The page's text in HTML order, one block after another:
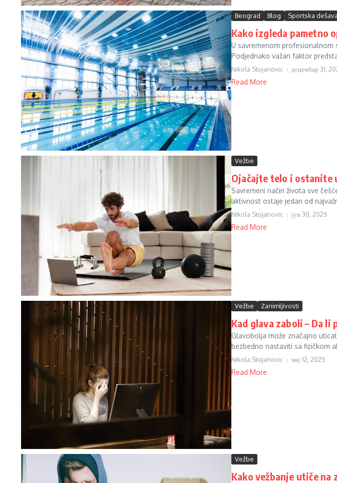
Beograd Blog Sportska
Kako izgleda pametno
U savremenom
Podjednako važan faktor
Nikola Stojanovic децембар 31,
Read More
Vežbe
Ojačajte telo i ostanite
Savremeni način života sve
aktivnost ostaje jedan od
Nikola Stojanovic јун 30, 2025
Read More
Vežbe Zanimljivosti
Kad glava zaboli – Da
Glavobolja može značajno
bezbedno nastaviti sa fizičkom
Nikola Stojanovic мај 12, 2025
Read More
Vežbe
Kako vežbanje utiče na